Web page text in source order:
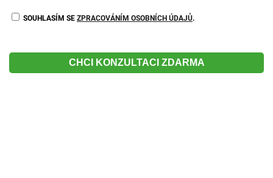
SOUHLASÍM SEZPRACOVÁNÍM OSOBNÍCH ÚDAJŮ.